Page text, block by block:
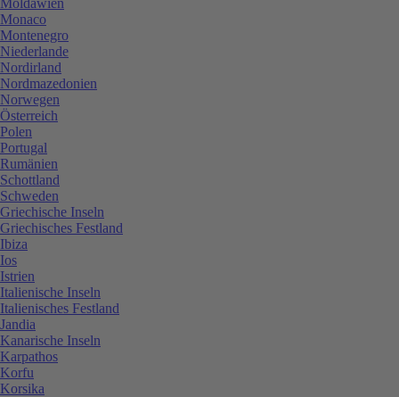
Monaco
Montenegro
Niederlande
Nordirland
Nordmazedonien
Norwegen
Österreich
Polen
Portugal
Rumänien
Schottland
Schweden
Griechische Inseln
Griechisches Festland
Ibiza
Ios
Istrien
Italienische Inseln
Italienisches Festland
Jandia
Kanarische Inseln
Karpathos
Korfu
Korsika